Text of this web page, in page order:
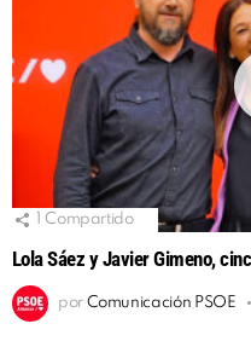
Compartido
Lola Sáez y Javier Gimeno,
por Comunicación PSOE